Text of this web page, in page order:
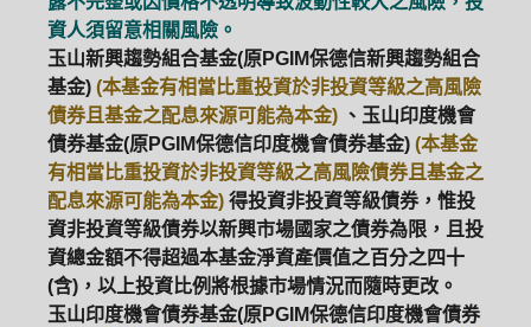
資人須留意相關風險。
玉山新興趨勢組合基金(原PGIM保德信新興趨勢組合
基金) (本基金有相當比重投資於非投資等級之高風險
債券且基金之配息來源可能為本金) 、玉山印度機會
債券基金(原PGIM保德信印度機會債券基金) (本基金
有相當比重投資於非投資等級之高風險債券且基金之
配息來源可能為本金) 得投資非投資等級債券，惟投
資非投資等級債券以新興市場國家之債券為限，且投
資總金額不得超過本基金淨資產價值之百分之四十
(含)，以上投資比例將根據市場情況而隨時更改。
玉山印度機會債券基金(原PGIM保德信印度機會債券